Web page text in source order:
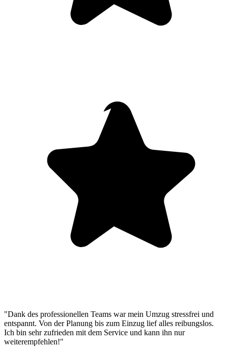
"Dank des professionellen Teams war mein Umzug stressfrei und
entspannt. Von der Planung bis zum Einzug lief alles reibungslos.
Ich bin sehr zufrieden mit dem Service und kann ihn nur
weiterempfehlen!"